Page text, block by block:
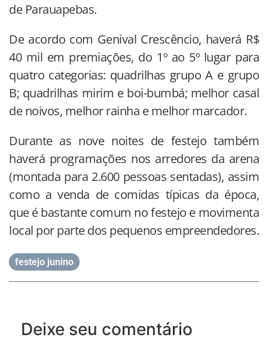
de Parauapebas.
De acordo com Genival Crescêncio, haverá R$
40 mil em premiações, do 1º ao 5º lugar para
quatro categorias: quadrilhas grupo A e grupo
B; quadrilhas mirim e boi-bumbá; melhor casal
de noivos, melhor rainha e melhor marcador.
Durante as nove noites de festejo também
haverá programações nos arredores da arena
(montada para 2.600 pessoas sentadas), assim
como a venda de comidas típicas da época,
que é bastante comum no festejo e movimenta
local por parte dos pequenos empreendedores.
festejo junino
Deixe seu comentário